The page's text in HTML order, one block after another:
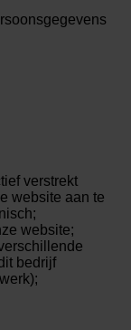
verstrekt
website aan te
website;
bedrijf